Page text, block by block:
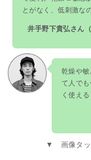
とがなく、低刺激な
井手野下貴弘さん
乾燥や
て人で
く使え
▼ 画像タッ